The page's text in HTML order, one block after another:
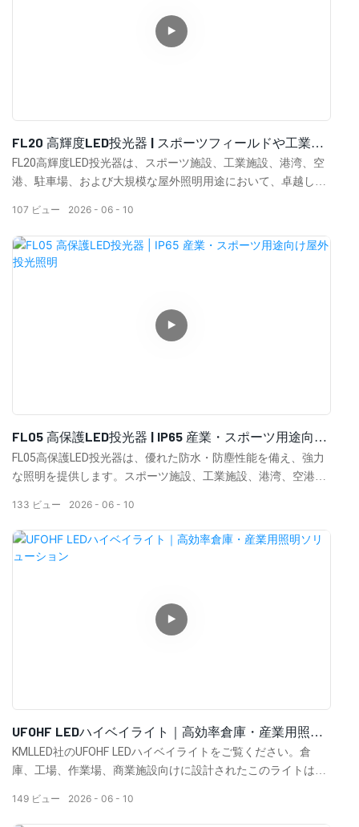
FL20 高輝度LED投光器 | スポーツフィールドや工業地
帯向けの強力な屋外照明
FL20高輝度LED投光器は、スポーツ施設、工業施設、港湾、空
港、駐車場、および大規模な屋外照明用途において、卓越した
2026 06 10
107 ビュー
FL05 高保護LED投光器 | IP65 産業・スポーツ用途向け
屋外投光照明
FL05高保護LED投光器は、優れた防水・防塵性能を備え、強力
な照明を提供します。スポーツ施設、工業施設、港湾、空港、
2026 06 10
133 ビュー
UFOHF LEDハイベイライト｜高効率倉庫・産業用照明
ソリューション
KMLLED社のUFOHF LEDハイベイライトをご覧ください。倉
庫、工場、作業場、商業施設向けに設計されたこのライトは、
します。
2026 06 10
149 ビュー